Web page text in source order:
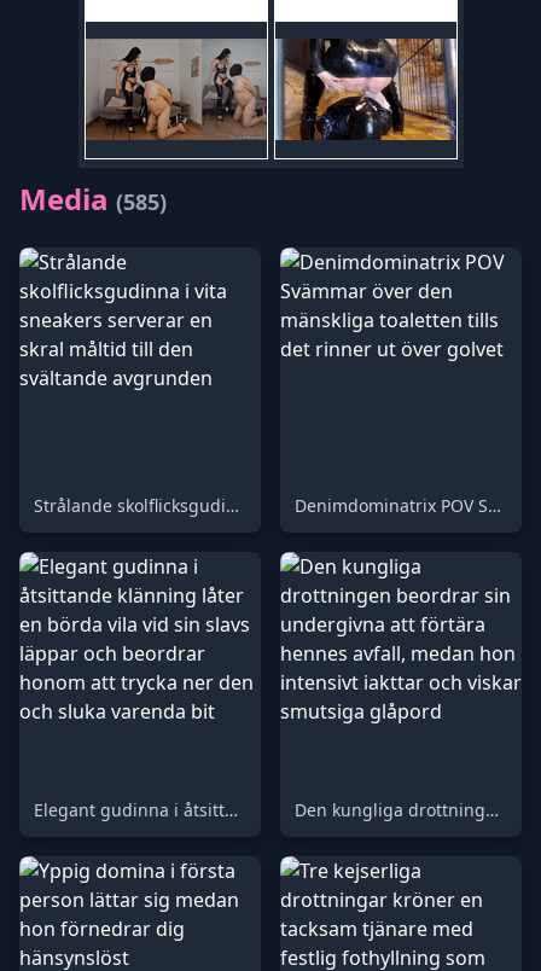
Media (585)
Strålande skolflicksgudinna i vita sneakers serverar en skral måltid till den svältande avgrunden Denimdominatrix POV Svämmar över den mänskliga toaletten tills det rinner ut över golvet
Elegant gudinna i åtsittande klänning låter en börda vila vid sin slavs läppar och beordrar honom att trycka ner den och sluka varenda bit Den kungliga drottningen beordrar sin undergivna att förtära hennes avfall, medan hon intensivt iakttar och viskar smutsiga glåpord